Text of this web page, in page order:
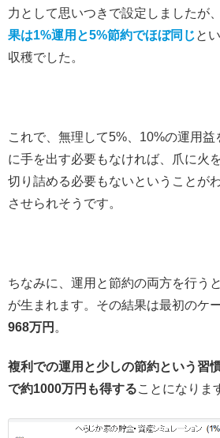
力として思いつきで設定しましたが、
果は1%運用と5%節約でほぼ同じと
収穫でした。
これで、無理して5%、10%の運用
に手を出す必要もなければ、爪に火
切り詰める必要もないということが
させられそうです。
ちなみに、運用と節約の両方を行う
が生まれます。その結果は最初のケ
968万円 。
複利での運用と少しの節約という習
で約1000万円も得することになりま